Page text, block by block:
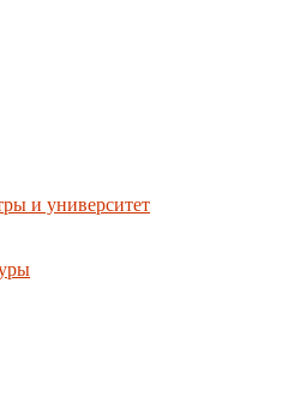
и университет